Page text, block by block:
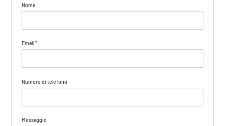
Nome
Email*
Numero di telefono
Messaggio